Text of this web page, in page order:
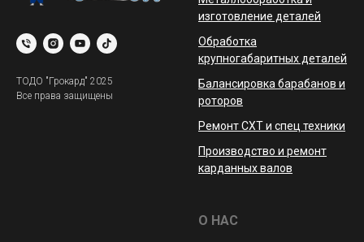
ТОДО "Грокард" 2025
Все права защищены
изготовление деталей
Обработка
крупногабаритных деталей
Балансировка барабанов и
роторов
Ремонт СХТ и спец техники
Производство и ремонт
карданных валов
О НАС